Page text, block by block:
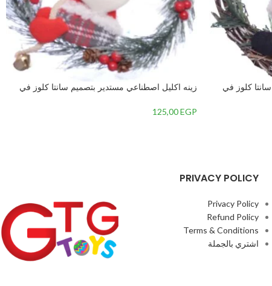
كلوز في
زينه اكليل اصطناعي مستدير بتصميم سانتا كلوز في
125,00EGP
PRIVACY POLICY
Privacy Policy
Refund Policy
Terms & Conditions
اشتري بالجملة